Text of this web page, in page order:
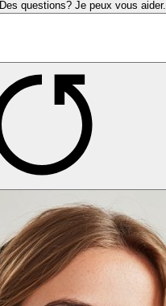
Des questions? Je peux vous aider.